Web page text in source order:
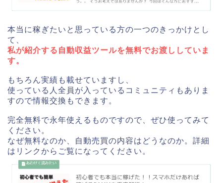
本当に稼ぎたいと思っている方の一つのきっかけとし
て、
私が紹介する自動収益ツールを無料でお渡ししていま
す。
もちろん実績も載せていますし、
使っている人全員が入っているコミュニティもありま
すので情報交換もできます。
完全無料で永年使えるものですので、ぜひ使ってみて
ください。
なぜ無料なのか、自動売買の内容はどうなのか。詳細
はリンクからご覧になってください。